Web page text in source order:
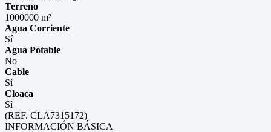
Terreno
1000000 m²
Agua Corriente
Sí
Agua Potable
No
Cable
Sí
Cloaca
Sí
(REF. CLA7315172)
INFORMACIÓN BÁSICA